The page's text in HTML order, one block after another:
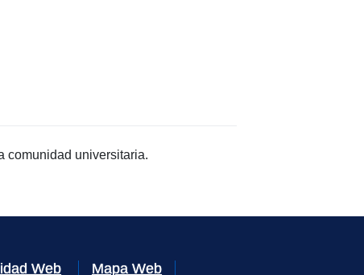
comunidad universitaria.
Web Mapa Web